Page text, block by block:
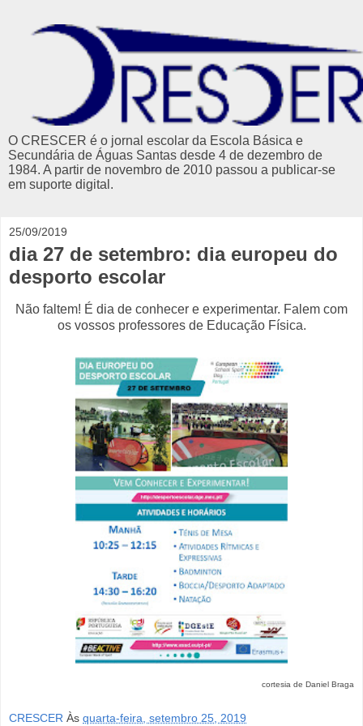
O CRESCER é o jornal escolar da Escola Básica e
Secundária de Águas Santas desde 4 de dezembro de
1984. A partir de novembro de 2010 passou a publicar-se
em suporte digital.
25/09/2019
dia 27 de setembro: dia europeu do
desporto escolar
Não faltem! É dia de conhecer e experimentar. Falem com
os vossos professores de Educação Física.
cortesia de Daniel Braga
CRESCER Às quarta-feira, setembro 25, 2019